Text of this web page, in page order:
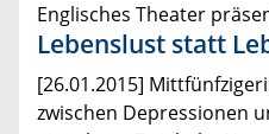
Englisches Theater
Lebenslust statt
[26.01.2015]
zwischen Depressionen